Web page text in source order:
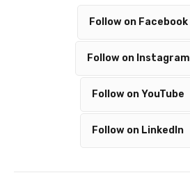
Follow on Facebook
Follow on Instagram
Follow on YouTube
Follow on LinkedIn